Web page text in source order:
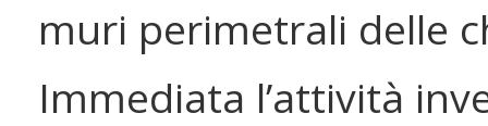
muri perimetrali delle
Immediata l’attività